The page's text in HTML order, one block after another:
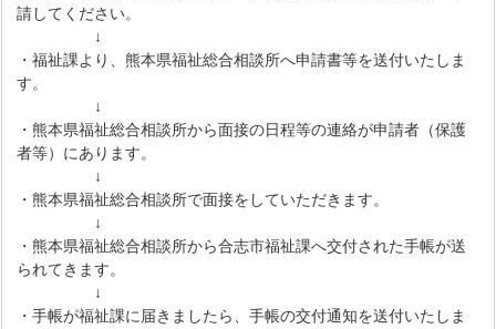
請してください。
↓
・福祉課より、熊本県福祉総合相談所へ申請書等を送付いたしま
す。
↓
・熊本県福祉総合相談所から面接の日程等の連絡が申請者（保護
者等）にあります。
↓
・熊本県福祉総合相談所で面接をしていただきます。
↓
・熊本県福祉総合相談所から合志市福祉課へ交付された手帳が送
られてきます。
↓
・手帳が福祉課に届きましたら、手帳の交付通知を送付いたしま